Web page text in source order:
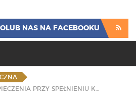
NAS NA FACEBOOKU